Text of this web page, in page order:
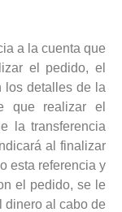
a la cuenta que
el pedido, el
los detalles de la
que realizar el
la transferencia
al finalizar
esta referencia y
el pedido, se le
dinero al cabo de